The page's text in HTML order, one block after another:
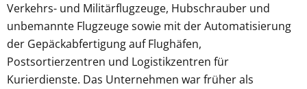
Verkehrs- und Militärflugzeuge, Hubschrauber und
unbemannte Flugzeuge sowie mit der Automatisierung
der Gepäckabfertigung auf Flughäfen,
Postsortierzentren und Logistikzentren für
Kurierdienste. Das Unternehmen war früher als